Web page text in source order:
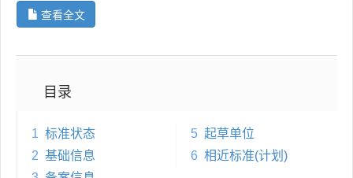
查看全文
目录
1 标准状态
2 基础信息
5 起草单位
6 相近标准(计划)